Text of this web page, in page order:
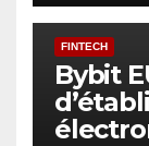
FINTECH
Bybit